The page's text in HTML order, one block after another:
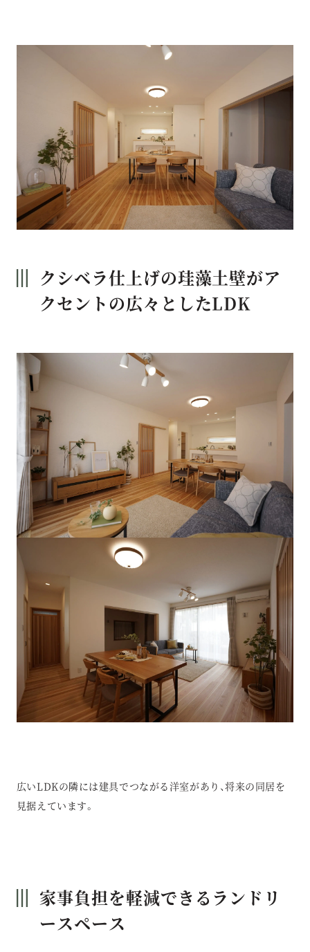
クシベラ仕上げの珪藻土壁がア
クセントの広々としたLDK
広いLDKの隣には建具でつながる洋室があり、将来の同居を
見据えています。
家事負担を軽減できるランドリ
ースペース